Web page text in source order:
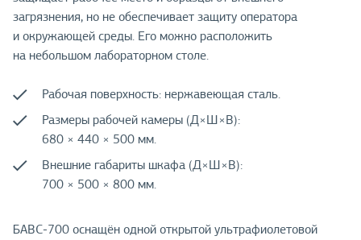
загрязнения, но не обеспечивает защиту оператора
и окружающей среды. Его можно расположить
на небольшом лабораторном столе.
Рабочая поверхность: нержавеющая сталь.
Размеры рабочей камеры (Д×Ш×В):
680 × 440 × 500 мм.
Внешние габариты шкафа (Д×Ш×В):
700 × 500 × 800 мм.
БАВС-700 оснащён одной открытой ультрафиолетовой